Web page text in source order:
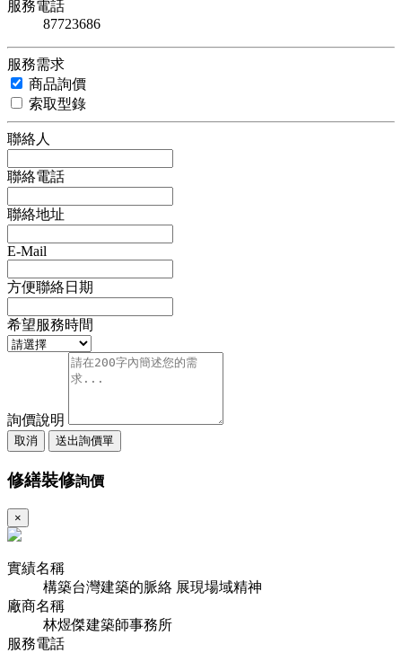
服務電話
87723686
服務需求
商品詢價
索取型錄
聯絡人
聯絡電話
聯絡地址
E-Mail
方便聯絡日期
希望服務時間
詢價說明
取消 送出詢價單
修繕裝修詢價
×
實績名稱
構築台灣建築的脈絡 展現場域精神
廠商名稱
林煜傑建築師事務所
服務電話